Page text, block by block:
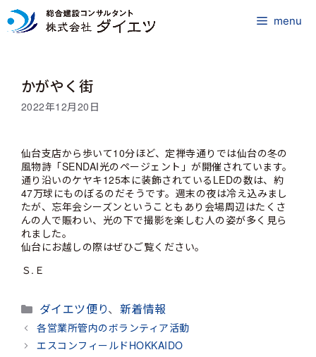
コ
ン
menu
かがやく街
2022年12月20日
仙台支店から歩いて10分ほど、定禅寺通りでは仙台の冬の
風物詩「SENDAI光のページェント」が開催されています。
通り沿いのケヤキ125本に装飾されているLEDの数は、約
47万球にものぼるのだそうです。週末の夜は冷え込みまし
たが、忘年会シーズンということもあり会場周辺はたくさ
んの人で賑わい、光の下で撮影を楽しむ人の姿が多く見ら
れました。
仙台にお越しの際はぜひご覧ください。
Ｓ.Ｅ
カ
テ
ゴ
ダイエツ便り、 新着情報
各営業所管内のボランティア活動
エスコンフィールドHOKKAIDO